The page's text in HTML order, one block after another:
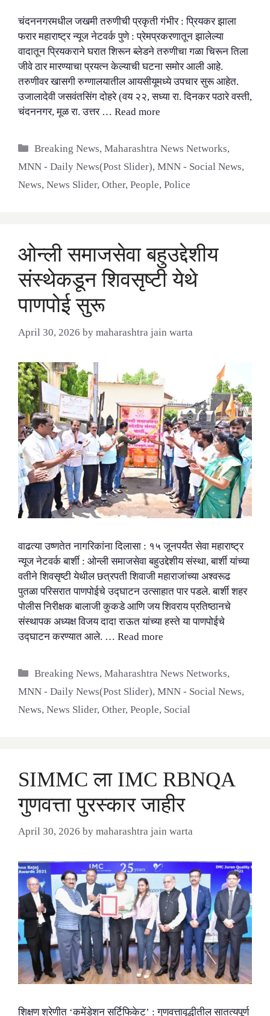
चंदननगरमधील जखमी तरुणीची प्रकृती गंभीर : प्रियकर झाला
फरार महाराष्ट्र न्यूज नेटवर्क पुणे : प्रेमप्रकरणातून झालेल्या
वादातून प्रियकराने घरात शिरून ब्लेडने तरुणीचा गळा चिरून तिला
जीवे ठार मारण्याचा प्रयत्न केल्याची घटना समोर आली आहे.
तरुणीवर खासगी रुग्णालयातील आयसीयूमध्ये उपचार सुरू आहेत.
उजालादेवी जसवंतसिंग दोहरे (वय २२, सध्या रा. दिनकर पठारे वस्ती,
चंदननगर, मूळ रा. उत्तर … Read more
Categories
Breaking News,Maharashtra News Networks,
MNN - Daily News(Post Slider), MNN - Social News,
News, News Slider, Other, People, Police
ओन्ली समाजसेवा बहुउद्देशीय
संस्थेकडून शिवसृष्टी येथे
पाणपोई सुरू
April 30, 2026 by maharashtra jain warta
वाढत्या उष्णतेत नागरिकांना दिलासा : १५ जूनपर्यंत सेवा महाराष्ट्र
न्यूज नेटवर्क बार्शी : ओन्ली समाजसेवा बहुउद्देशीय संस्था, बार्शी यांच्या
वतीने शिवसृष्टी येथील छत्रपती शिवाजी महाराजांच्या अश्वरूढ
पुतळा परिसरात पाणपोईचे उद्घाटन उत्साहात पार पडले. बार्शी शहर
पोलीस निरीक्षक बालाजी कुकडे आणि जय शिवराय प्रतिष्ठानचे
संस्थापक अध्यक्ष विजय दादा राऊत यांच्या हस्ते या पाणपोईचे
उद्घाटन करण्यात आले. … Read more
Categories
Breaking News,Maharashtra News Networks,
MNN - Daily News(Post Slider), MNN - Social News,
News, News Slider, Other, People, Social
SIMMC ला IMC RBNQA
गुणवत्ता पुरस्कार जाहीर
April 30, 2026 by maharashtra jain warta
शिक्षण श्रेणीत ‘कमेंडेशन सर्टिफिकेट’ : गुणवत्तावृद्धीतील सातत्यपूर्ण